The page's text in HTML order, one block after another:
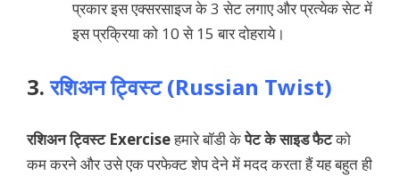
प्रकार इस एक्सरसाइज के 3 सेट लगाए और प्रत्येक सेट में
इस प्रक्रिया को 10 से 15 बार दोहराये।
3.रशिअन ट्विस्ट (Russian Twist)
रशिअन ट्विस्ट Exerciseहमारे बॉडी केपेट के साइड फैटको
कम करने और उसे एक परफेक्ट शेप देने में मदद करता हैं यह बहुत ही